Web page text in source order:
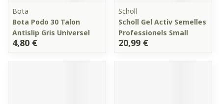
Bota
Bota Podo 30 Talon
Antislip Gris Universel
4,80 €
Scholl
Scholl Gel Activ Semelles
Professionels Small
20,99 €